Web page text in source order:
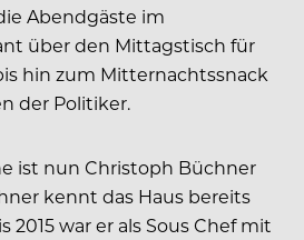
Abendgäste im
über den Mittagstisch für
hin zum Mitternachtssnack
der Politiker.
ist nun Christoph Büchner
kennt das Haus bereits
2015 war er als Sous Chef mit